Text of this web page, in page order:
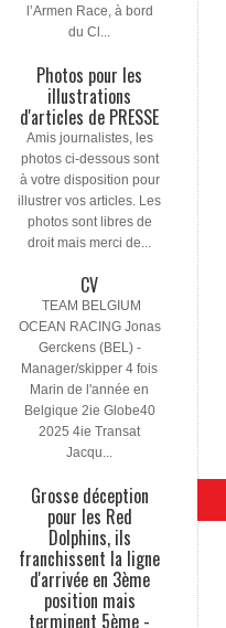
l’Armen Race, à bord
du Cl...
Photos pour les
illustrations
d'articles de PRESSE
Amis journalistes, les
photos ci-dessous sont
à votre disposition pour
illustrer vos articles. Les
photos sont libres de
droit mais merci de...
CV
TEAM BELGIUM
OCEAN RACING Jonas
Gerckens (BEL) -
Manager/skipper 4 fois
Marin de l'année en
Belgique 2ie Globe40
2025 4ie Transat
Jacqu...
Grosse déception
pour les Red
Dolphins, ils
franchissent la ligne
d'arrivée en 3ème
position mais
terminent 5ème -